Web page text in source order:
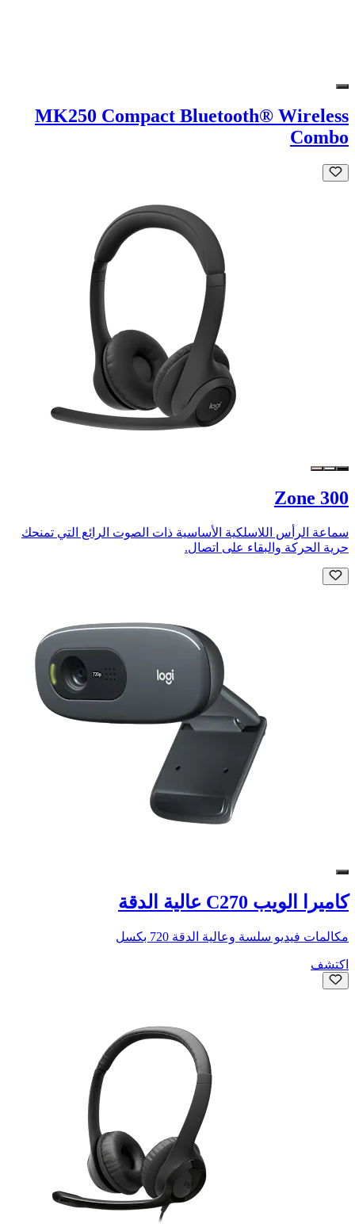
MK250 Compact Bluetooth® Wireless
Combo
Zone 300
سماعة الرأس اللاسلكية الأساسية ذات الصوت الرائع التي تمنحك
حرية الحركة والبقاء على اتصال.
كاميرا الويب C270 عالية الدقة
مكالمات فيديو سلسة وعالية الدقة 720 بكسل
اكتشف